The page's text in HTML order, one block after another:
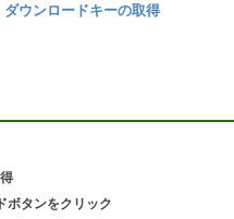
ダウンロードキーの取得
ボタンをクリック